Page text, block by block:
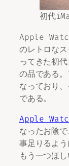
初代
Apple
のレトロな
ってきた初
の品である
なっており
である。
Apple
なったお陰
事足りるよ
もう一つほし